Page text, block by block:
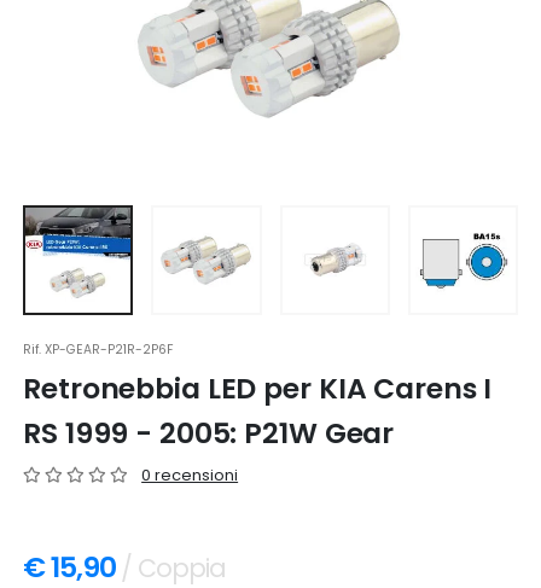
Rif.XP-GEAR-P21R-2P6F
Retronebbia LED per KIA Carens I
RS 1999 - 2005: P21W Gear
0 recensioni
€ 15,90 / Coppia